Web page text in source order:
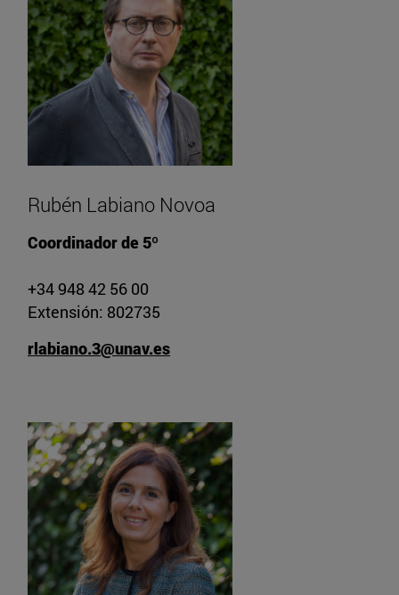
Rubén Labiano Novoa
Coordinador de 5º
+34 948 42 56 00
Extensión: 802735
rlabiano.3@unav.es